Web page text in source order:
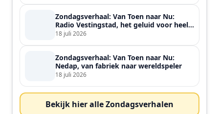
Zondagsverhaal: Van Toen naar Nu:
Radio Vestingstad, het geluid voor heel
de streek
18 juli 2026
Zondagsverhaal: Van Toen naar Nu:
Nedap, van fabriek naar wereldspeler
18 juli 2026
Bekijk hier alle Zondagsverhalen